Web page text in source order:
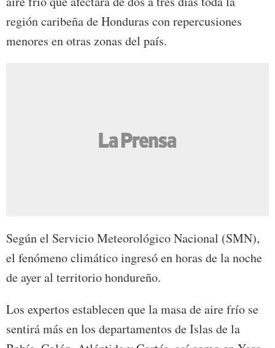
región caribeña de Honduras con repercusiones
menores en otras zonas del país.
Según el Servicio Meteorológico Nacional (SMN),
el fenómeno climático ingresó en horas de la noche
de ayer al territorio hondureño.
Los expertos establecen que la masa de aire frío se
sentirá más en los departamentos de Islas de la